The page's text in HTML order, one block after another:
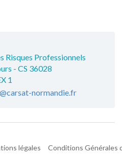
Risques Professionnels
- CS 36028
1
normandie.fr
légales Conditions Générales